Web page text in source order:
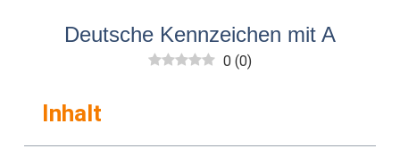
Deutsche Kennzeichen mit A
0 (0)
Inhalt